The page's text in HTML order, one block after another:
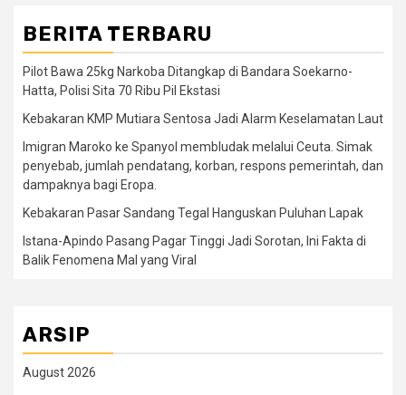
BERITA TERBARU
Pilot Bawa 25kg Narkoba Ditangkap di Bandara Soekarno-
Hatta, Polisi Sita 70 Ribu Pil Ekstasi
Kebakaran KMP Mutiara Sentosa Jadi Alarm Keselamatan Laut
Imigran Maroko ke Spanyol membludak melalui Ceuta. Simak
penyebab, jumlah pendatang, korban, respons pemerintah, dan
dampaknya bagi Eropa.
Kebakaran Pasar Sandang Tegal Hanguskan Puluhan Lapak
Istana-Apindo Pasang Pagar Tinggi Jadi Sorotan, Ini Fakta di
Balik Fenomena Mal yang Viral
ARSIP
August 2026